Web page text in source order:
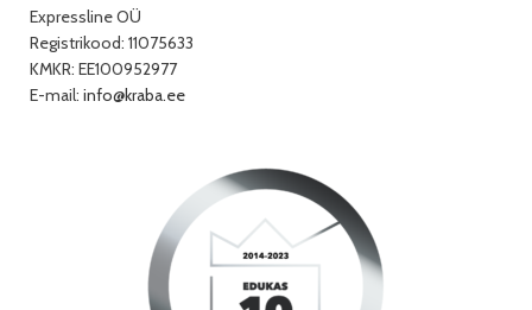
Expressline OÜ
Registrikood: 11075633
KMKR: EE100952977
E-mail: info@kraba.ee